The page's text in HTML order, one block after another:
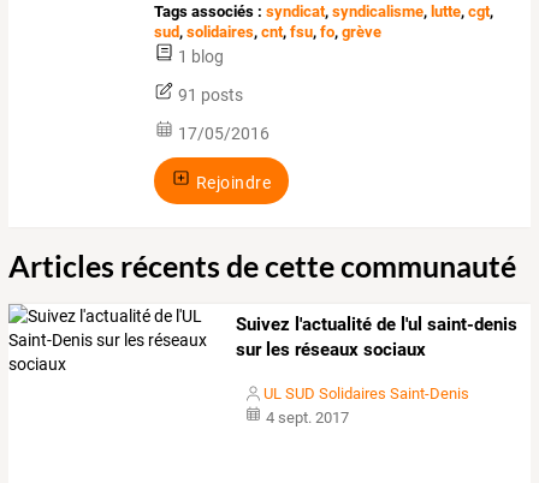
Tags associés : syndicat,syndicalisme, lutte,cgt,
sud,solidaires,cnt,fsu,fo,grève
1 blog
91 posts
17/05/2016
Rejoindre
Articles récents de cette communauté
Suivez l'actualité de l'ul saint-denis
sur les réseaux sociaux
UL SUD Solidaires Saint-Denis
4 sept. 2017